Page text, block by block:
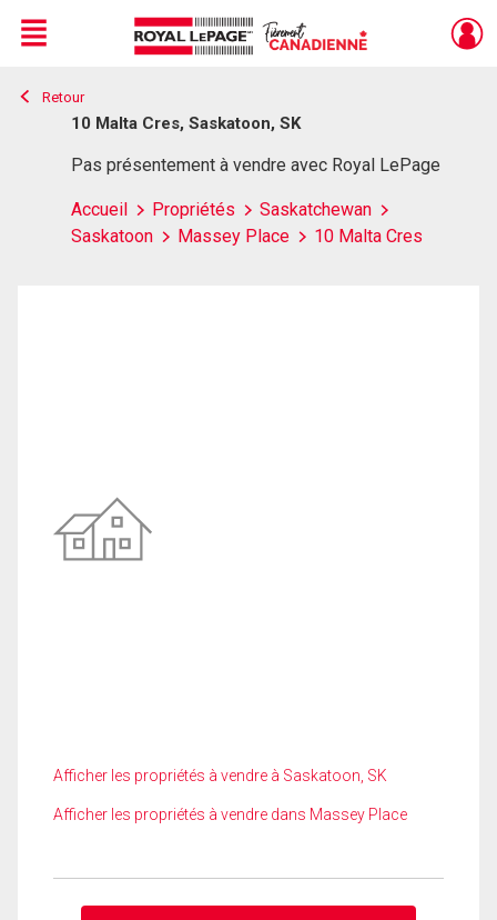
Live
En Direct
Menu
Retour
10 Malta Cres, Saskatoon, SK
Pas présentement à vendre avec Royal LePage
Accueil Propriétés
Saskatchewan
Saskatoon
Massey Place 10 Malta Cres
Afficher les propriétés à vendre à Saskatoon, SK
Afficher les propriétés à vendre dans Massey Place